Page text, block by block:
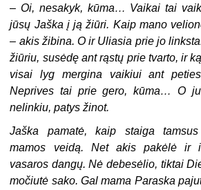
–Oi, nesakyk, kūma… Vaikai tai
jūsų Jaška į ją žiūri. Kaip mano
– akis žibina. O ir Uliasia prie jo
žiūriu, susėdę ant rąstų prie tvarto, ir
visai lyg mergina vaikiui ant
Neprives tai prie gero, kūma… O
nelinkiu, patys žinot.
Jaška pamatė, kaip staiga
mamos veidą. Net akis pakėlė ir
vasaros dangų. Nė debesėlio, tiktai
močiutė sako. Gal mama Paraska